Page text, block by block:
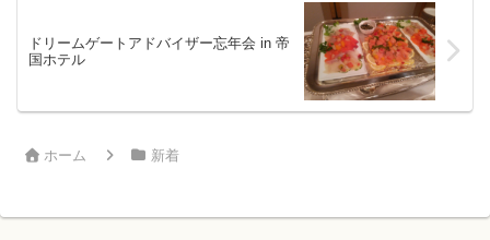
ドリームゲートアドバイザー忘年会 in 帝
国ホテル
ホーム 新着